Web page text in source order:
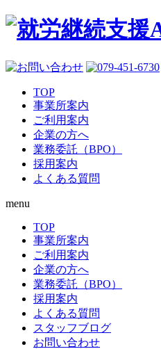
TOP
事業所案内
ご利用案内
企業の方へ
業務委託（BPO）
採用案内
よくある質問
menu
TOP
事業所案内
ご利用案内
企業の方へ
業務委託（BPO）
採用案内
よくある質問
スタッフブログ
お問い合わせ